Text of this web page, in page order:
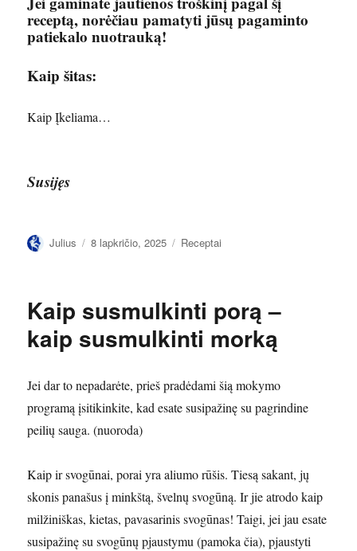
receptą, norėčiau pamatyti jūsų pagaminto
patiekalo nuotrauką!
Kaip šitas:
Kaip Įkeliama…
Susijęs
Autorius
Julius Paskelbta
8 lapkričio, 2025 Kategorijos
Receptai
Kaip susmulkinti porą –
kaip susmulkinti morką
Jei dar to nepadarėte, prieš pradėdami šią mokymo
programą įsitikinkite, kad esate susipažinę su pagrindine
peilių sauga. (nuoroda)
Kaip ir svogūnai, porai yra aliumo rūšis. Tiesą sakant, jų
skonis panašus į minkštą, švelnų svogūną. Ir jie atrodo kaip
milžiniškas, kietas, pavasarinis svogūnas! Taigi, jei jau esate
susipažinę su svogūnų pjaustymu (pamoka čia), pjaustyti